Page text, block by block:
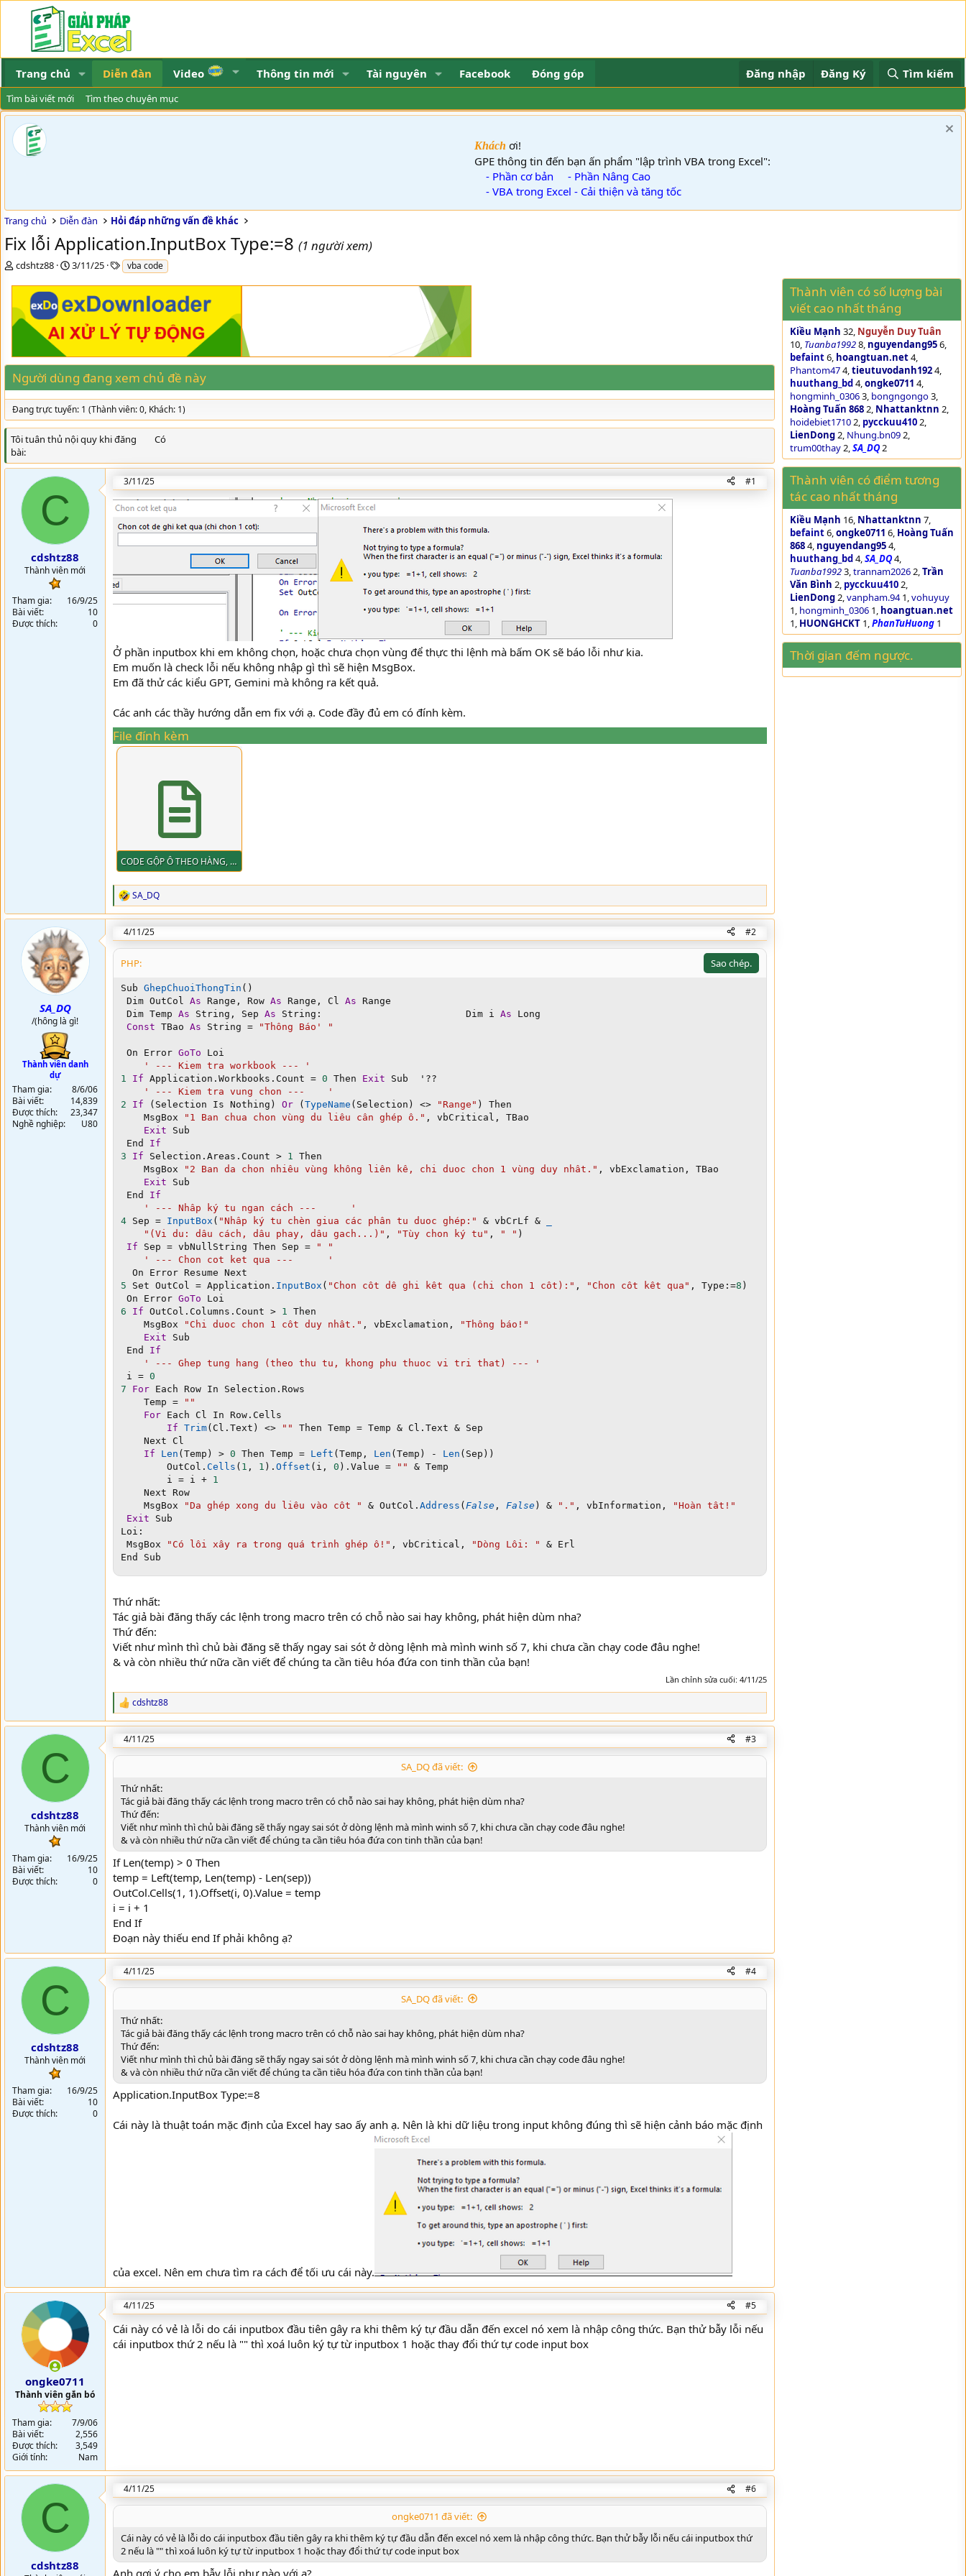
Trang chủ Diễn đàn Video Thông tin mới Tài nguyên Facebook Đóng góp Đăng nhập Đăng Ký Tìm kiếm
Tìm bài viết mới Tìm theo chuyên mục
Khách ơi!
GPE thông tin đến bạn ấn phẩm "lập trình VBA trong Excel":
- Phần cơ bản- Phần Nâng Cao
- VBA trong Excel - Cải thiện và tăng tốc
Trang chủ Diễn đàn Hỏi đáp những vấn đề khác
Fix lỗi Application.InputBox Type:=8 (1 người xem)
T
r
a
t
a
r
t
e
r
cdshtz88
N
à
y
g
ử
i
3/11/25
T
h
ẻ
vba code
Người dùng đang xem chủ đề này
Đang trực tuyến: 1 (Thành viên: 0, Khách: 1)
Tôi tuân thủ nội quy khi đăng
bài
Có
C
cdshtz88
Thành viên mới
Tham gia
16/9/25
Bài viết
10
Được thích
0
3/11/25 #1
Ở phần inputbox khi em không chọn, hoặc chưa chọn vùng để thực thi lệnh mà bấm OK sẽ báo lỗi như kia.
Em muốn là check lỗi nếu không nhập gì thì sẽ hiện MsgBox.
Em đã thử các kiểu GPT, Gemini mà không ra kết quả.
Các anh các thầy hướng dẫn em fix với ạ. Code đầy đủ em có đính kèm.
File đính kèm
CODE GỘP Ô THEO HÀNG, NHƯNG LỖI INPUTBOX.txt
1.9 KB · Đọc: 11
R
e
a
o
s
SA_DQ
SA_DQ
/(hông là gì!
Thành viên danh
dự
Tham gia
8/6/06
Bài viết
14,839
Được thích
23,347
Nghề nghiệp
U80
4/11/25 #2
PHP: Sao chép.
Sub GhepChuoiThongTin ( )
Dim OutCol As Range , Row As Range , Cl As Range
Dim Temp As String , Sep As String :
                         Dim i
As Long
Const TBao As String = "Thông Báo' "
On Error GoTo Loi
' --- Kiem tra workbook --- '
1
If Application . Workbooks . Count = 0 Then Exit Sub  ' ??
' --- Kiem tra vung chon ---    '
2
If ( Selection Is Nothing ) Or (TypeName ( Selection ) <> "Range" )
Then
    MsgBox
"1 Ban chua chon vùng du liêu cân ghép ô." , vbCritical ,
TBao
Exit Sub
End If
3
If Selection . Areas . Count > 1
Then
    MsgBox
"2 Ban da chon nhiêu vùng không liên kê, chi duoc chon 1 vùng duy nhât." , vbExclamation ,
TBao
Exit Sub
End If
' --- Nhâp ký tu ngan cách ---      '
4 Sep = InputBox ( "Nhâp ký tu chèn giua các phân tu duoc ghép:" & vbCrLf &
"(Vi du: dâu cách, dâu phay, dâu gach...)" , "Tùy chon ký tu" , " " )
If Sep = vbNullString Then Sep =
" "
' --- Chon cot ket qua ---      '
5 Set OutCol = Application . InputBox ( "Chon côt dê ghi kêt qua (chi chon 1 côt):" , "Chon côt kêt qua" , Type : =8 )
On Error GoTo
6
If OutCol . Columns . Count > 1
Then
    MsgBox
"Chi duoc chon 1 côt duy nhât." , vbExclamation ,
"Thông báo!"
Exit Sub
End If
' --- Ghep tung hang (theo thu tu, khong phu thuoc vi tri that) --- '
i = 0
7
For Each Row In Selection . Rows
    Temp
=
""
For Each Cl In Row . Cells
If Trim( Cl . Text ) <> "" Then Temp = Temp & Cl . Text & Sep
    Next Cl
If
Len (Temp ) > 0 Then Temp = Left (Temp , Len (Temp ) - Len ( Sep ) )
        OutCol
. Cells ( 1 , 1 ) . Offset ( i , 0 ) . Value = "" & Temp
        i
= i + 1
    Next Row
    MsgBox
"Da ghép xong du liêu vào côt " & OutCol . Address (False , False ) & "." , vbInformation ,
"Hoàn tât!"
Exit Sub
Loi :
MsgBox
"Có lôi xây ra trong quá trình ghép ô!" , vbCritical , "Dòng Lôi: " & Erl
End Sub
Thứ nhất:
Tác giả bài đăng thấy các lệnh trong macro trên có chỗ nào sai hay không, phát hiện dùm nha?
Thứ đến:
Viết như mình thì chủ bài đăng sẽ thấy ngay sai sót ở dòng lệnh mà mình winh số 7, khi chưa cần chạy code đâu nghe!
& và còn nhiều thứ nữa cần viết để chúng ta cần tiêu hóa đứa con tinh thần của bạn!
Lần chỉnh sửa cuối: 4/11/25
R
e
a
t
n
s
cdshtz88
C
cdshtz88
Thành viên mới
Tham gia
16/9/25
Bài viết
10
Được thích
0
4/11/25 #3
SA_DQ đã viết:
Thứ nhất:
Tác giả bài đăng thấy các lệnh trong macro trên có chỗ nào sai hay không, phát hiện dùm nha?
Thứ đến:
Viết như mình thì chủ bài đăng sẽ thấy ngay sai sót ở dòng lệnh mà mình winh số 7, khi chưa cần chạy code đâu nghe!
& và còn nhiều thứ nữa cần viết để chúng ta cần tiêu hóa đứa con tinh thần của bạn!
If Len(temp) > 0 Then
temp = Left(temp, Len(temp) - Len(sep))
OutCol.Cells(1, 1).Offset(i, 0).Value = temp
i = i + 1
End If
Đoạn này thiếu end If phải không ạ?
C
cdshtz88
Thành viên mới
Tham gia
16/9/25
Bài viết
10
Được thích
0
4/11/25 #4
SA_DQ đã viết:
Thứ nhất:
Tác giả bài đăng thấy các lệnh trong macro trên có chỗ nào sai hay không, phát hiện dùm nha?
Thứ đến:
Viết như mình thì chủ bài đăng sẽ thấy ngay sai sót ở dòng lệnh mà mình winh số 7, khi chưa cần chạy code đâu nghe!
& và còn nhiều thứ nữa cần viết để chúng ta cần tiêu hóa đứa con tinh thần của bạn!
Application.InputBox Type:=8
Cái này là thuật toán mặc định của Excel hay sao ấy anh ạ. Nên là khi dữ liệu trong input không đúng thì sẽ hiện cảnh báo mặc định
của excel. Nên em chưa tìm ra cách để tối ưu cái này.
ongke0711
Thành viên gắn bó
Tham gia
7/9/06
Bài viết
2,556
Được thích
3,549
Giới tính
Nam
4/11/25 #5
Cái này có vẻ là lỗi do cái inputbox đầu tiên gây ra khi thêm ký tự đầu dẫn đến excel nó xem là nhập công thức. Bạn thử bẫy lỗi nếu
cái inputbox thứ 2 nếu là "" thì xoá luôn ký tự từ inputbox 1 hoặc thay đổi thứ tự code input box
C
cdshtz88
4/11/25 #6
ongke0711 đã viết:
Cái này có vẻ là lỗi do cái inputbox đầu tiên gây ra khi thêm ký tự đầu dẫn đến excel nó xem là nhập công thức. Bạn thử bẫy lỗi nếu cái inputbox thứ
2 nếu là "" thì xoá luôn ký tự từ inputbox 1 hoặc thay đổi thứ tự code input box
Thành viên có số lượng bài
viết cao nhất tháng
Kiều Mạnh 32 Nguyễn Duy Tuân
10 Tuanba19928 nguyendang956
befaint6 hoangtuan.net4
Phantom474 tieutuvodanh1924
huuthang_bd4 ongke0711 4
hongminh_03063 bongngongo3
Hoàng Tuấn 8682 Nhattanktnn 2
hoidebiet17102 pycckuu4102
LienDong2 Nhung.bn092
trum00thay2 SA_DQ2
Thành viên có điểm tương
tác cao nhất tháng
Kiều Mạnh 16 Nhattanktnn 7
befaint6 ongke0711 6 Hoàng Tuấn
8684 nguyendang954
huuthang_bd4 SA_DQ4
Tuanba19923 trannam20262 Trần
Văn Bình 2 pycckuu4102
LienDong2 vanpham.941 vohuyuy
1 hongminh_0306 1 hoangtuan.net
1 HUONGHCKT 1 PhanTuHuong 1
Thời gian đếm ngược.